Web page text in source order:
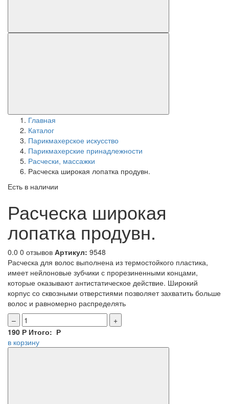
Главная
Каталог
Парикмахерское искусство
Парикмахерские принадлежности
Расчески, массажки
Расческа широкая лопатка продувн.
Есть в наличии
Расческа широкая
лопатка продувн.
0.0 0 отзывов Артикул: 9548
Расческа для волос выполнена из термостойкого пластика,
имеет нейлоновые зубчики с прорезиненными концами,
которые оказывают антистатическое действие. Широкий
корпус со сквозными отверстиями позволяет захватить больше
волос и равномерно распределять
–
+
190 Р Итого: Р
в корзину